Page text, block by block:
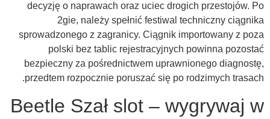
decyzję o naprawach oraz uciec drogich przestojów. Po
2gie, należy spełnić festiwal techniczny ciągnika
sprowadzonego z zagranicy. Ciągnik importowany z poza
polski bez tablic rejestracyjnych powinna pozostać
bezpieczny za pośrednictwem uprawnionego diagnostę,
przedtem rozpocznie poruszać się po rodzimych trasach.
Beetle Szał slot – wygrywaj w